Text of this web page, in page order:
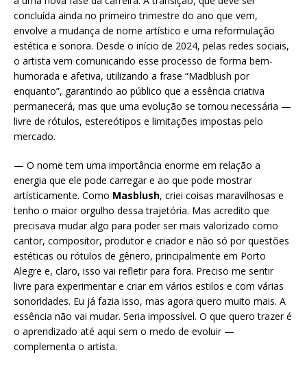
concluída ainda no primeiro trimestre do ano que vem,
envolve a mudança de nome artístico e uma reformulação
estética e sonora. Desde o início de 2024, pelas redes sociais,
o artista vem comunicando esse processo de forma bem-
humorada e afetiva, utilizando a frase “Madblush por
enquanto”, garantindo ao público que a essência criativa
permanecerá, mas que uma evolução se tornou necessária —
livre de rótulos, estereótipos e limitações impostas pelo
mercado.
— O nome tem uma importância enorme em relação a
energia que ele pode carregar e ao que pode mostrar
artísticamente. Como Masblush, criei coisas maravilhosas e
tenho o maior orgulho dessa trajetória. Mas acredito que
precisava mudar algo para poder ser mais valorizado como
cantor, compositor, produtor e criador e não só por questões
estéticas ou rótulos de gênero, principalmente em Porto
Alegre e, claro, isso vai refletir para fora. Preciso me sentir
livre para experimentar e criar em vários estilos e com várias
sonoridades. Eu já fazia isso, mas agora quero muito mais. A
essência não vai mudar. Seria impossível. O que quero trazer é
o aprendizado até aqui sem o medo de evoluir —
complementa o artista.